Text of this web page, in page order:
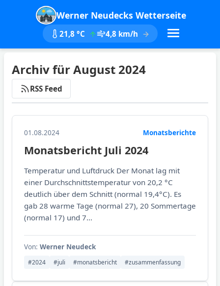
Werner Neudecks Wetterseite
21,8 °C 4,8 km/h
Archiv für August 2024
RSS Feed
01.08.2024 Monatsberichte
Monatsbericht Juli 2024
Temperatur und Luftdruck Der Monat lag mit
einer Durchschnittstemperatur von 20,2 °C
deutlich über dem Schnitt (normal 19,4°C). Es
gab 28 warme Tage (normal 27), 20 Sommertage
(normal 17) und 7...
Von: Werner Neudeck
#2024 #juli #monatsbericht #zusammenfassung